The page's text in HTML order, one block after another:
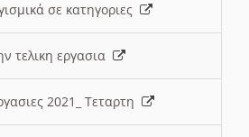
σε κατηγοριες
τελικη εργασια
2021_ Τεταρτη